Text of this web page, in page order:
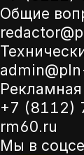
Общие
+7 (8112)
rm60.ru
Мы в